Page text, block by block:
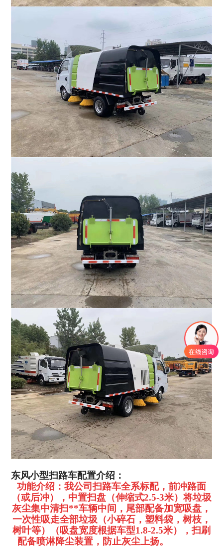
东风小型扫路车配置介绍：
功能介绍：我公司扫路车全系标配，前冲路面
（或后冲），中置扫盘（伸缩式2.5-3米）将垃圾
灰尘集中清扫**车辆中间，尾部配备加宽吸盘，
一次性吸走全部垃圾（小碎石，塑料袋，树枝，
树叶等）（吸盘宽度根据车型1.8-2.5米），扫刷
配备喷淋降尘装置，防止灰尘上扬。